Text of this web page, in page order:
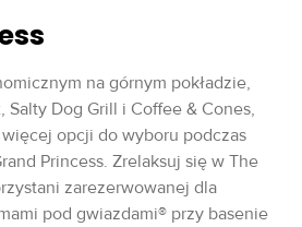
na górnym pokładzie,
Salty Dog Grill i Coffee & Cones,
opcji do wyboru podczas
Princess. Zrelaksuj się w The
zarezerwowanej dla
pod gwiazdami® przy basenie